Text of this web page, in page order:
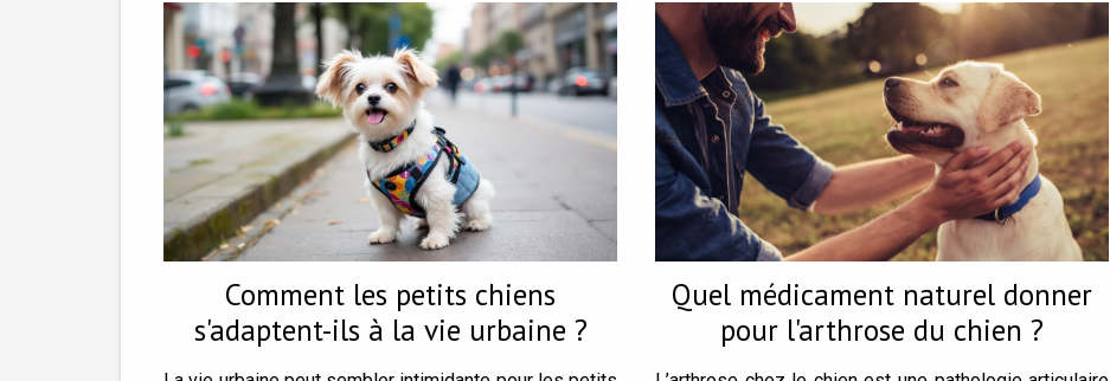
Comment les petits chiens
s'adaptent-ils à la vie urbaine ?
Quel médicament naturel donner
pour l'arthrose du chien ?